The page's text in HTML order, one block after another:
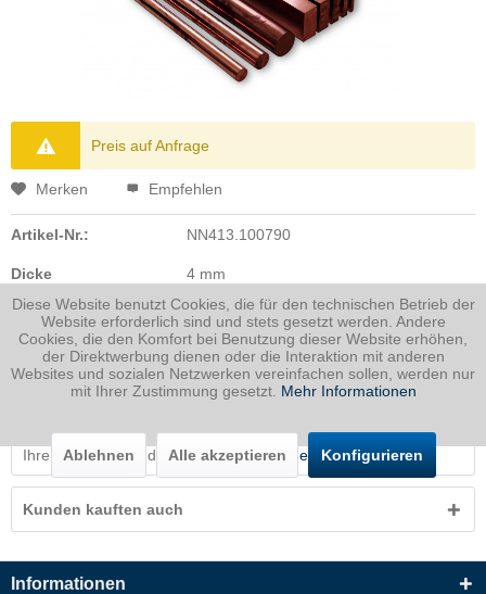
Preis auf Anfrage
Merken Empfehlen
Artikel-Nr.: NN413.100790
Dicke
4 mm
Breite
50 mm
Länge
1000 mm
Gewicht 1.792Kg
Erodierkupfer f. schnelle und guenstige Elektrodenfertigung.
Ihre Zuschnitte und Zeichnungsteile...mehr
Kunden kauften auch
Informationen
Diese Website benutzt Cookies, die für den technischen Betrieb der
Website erforderlich sind und stets gesetzt werden. Andere
Cookies, die den Komfort bei Benutzung dieser Website erhöhen,
der Direktwerbung dienen oder die Interaktion mit anderen
Websites und sozialen Netzwerken vereinfachen sollen, werden nur
mit Ihrer Zustimmung gesetzt. Mehr Informationen
Ablehnen Alle akzeptieren Konfigurieren